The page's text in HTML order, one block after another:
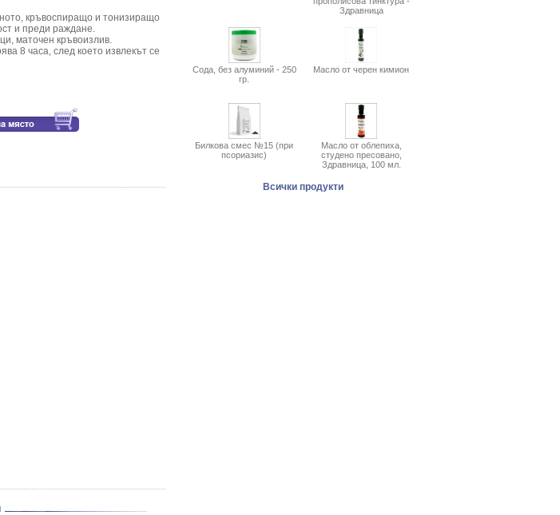
кръвоспиращо и тонизиращо
и преди раждане.
маточен кръвоизлив.
8 часа, след което извлекът се
Здравница
Сода, без алуминий - 250
гр.
Масло от черен кимион
Билкова смес №15 (при
псориазис)
Масло от облепиха,
студено пресовано,
Здравница, 100 мл.
Всички продукти